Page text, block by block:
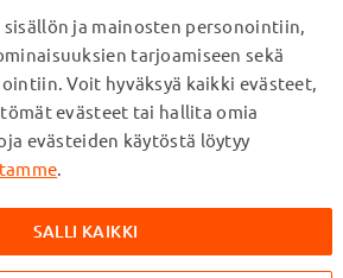
arvonlisäveron, mutta ei
sivuillamme mainitut tavaramerkit ovat
tuotteitamme koskevan
sisällön ja mainosten personointiin,
tarjoamiseen sekä
Voit hyväksyä kaikki evästeet,
evästeet tai hallita omia
evästeiden käytöstä löytyy
.
SALLI KAIKKI